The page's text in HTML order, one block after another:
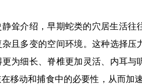
介绍，早期蛇类的穴居生活往
且多变的空间环境。这种选择压
为细长、脊椎更加灵活、内耳与
移动和捕食中的必要性，从而加